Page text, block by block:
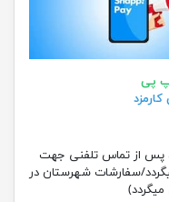
پی
پس از تماس تلفنی جهت
سفارشات شهرستان در